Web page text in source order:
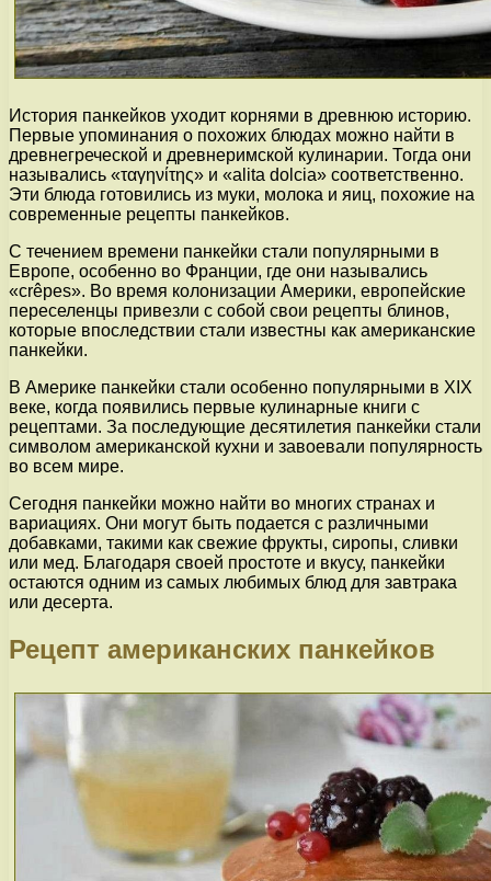
История панкейков уходит корнями в древнюю историю.
Первые упоминания о похожих блюдах можно найти в
древнегреческой и древнеримской кулинарии. Тогда они
назывались «ταγηνίτης» и «alita dolcia» соответственно.
Эти блюда готовились из муки, молока и яиц, похожие на
современные рецепты панкейков.
С течением времени панкейки стали популярными в
Европе, особенно во Франции, где они назывались
«crêpes». Во время колонизации Америки, европейские
переселенцы привезли с собой свои рецепты блинов,
которые впоследствии стали известны как американские
панкейки.
В Америке панкейки стали особенно популярными в XIX
веке, когда появились первые кулинарные книги с
рецептами. За последующие десятилетия панкейки стали
символом американской кухни и завоевали популярность
во всем мире.
Сегодня панкейки можно найти во многих странах и
вариациях. Они могут быть подается с различными
добавками, такими как свежие фрукты, сиропы, сливки
или мед. Благодаря своей простоте и вкусу, панкейки
остаются одним из самых любимых блюд для завтрака
или десерта.
Рецепт американских панкейков